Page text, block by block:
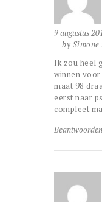
9 augustus
by Simone
Ik zou heel
winnen
maat 98
eerst naar
compleet
Beantwoorden